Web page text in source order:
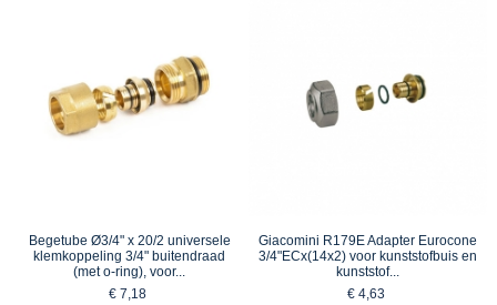
Begetube Ø3/4" x 20/2 universele
klemkoppeling 3/4" buitendraad
(met o-ring), voor...
€ 7,18
Giacomini R179E Adapter Eurocone
3/4"ECx(14x2) voor kunststofbuis en
kunststof...
€ 4,63